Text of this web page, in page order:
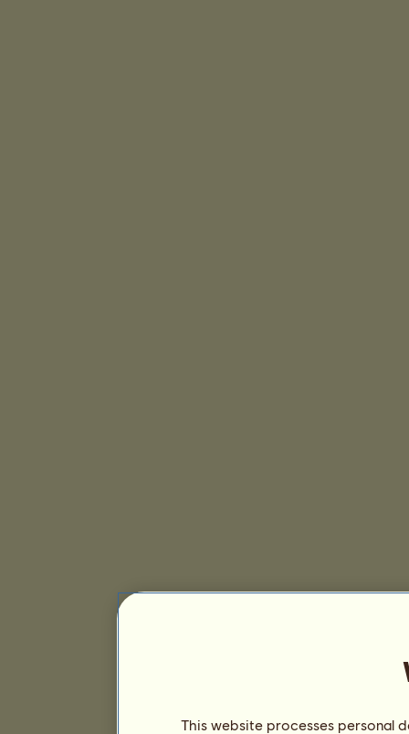
This website processes personal